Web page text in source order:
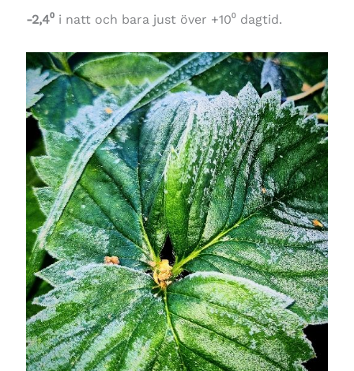
-2,4⁰i natt och bara just över +10⁰ dagtid.